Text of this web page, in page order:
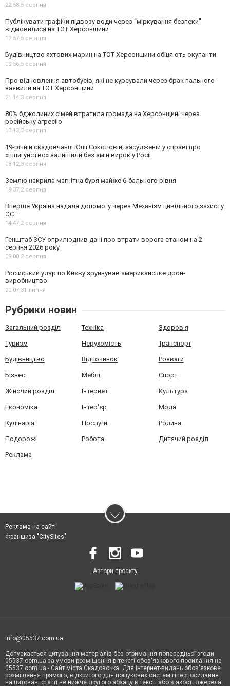
22:58,5 серпня
Публікувати графіки підвозу води через “міркування безпеки”
відмовилися на ТОТ Херсонщини
12:57,5 серпня
Будівництво яхтових марин на ТОТ Херсонщини обіцяють окупанти
09:56,5 серпня
Про відновлення автобусів, які не курсували через брак пального
заявили на ТОТ Херсонщини
21:14,3 серпня
80% бджолиних сімей втратила громада на Херсонщині через
російську агресію
13:13,3 серпня
19-річній скадовчанці Юлії Соколовій, засудженій у справі про
«шпигунство» залишили без змін вирок у Росії
08:12,3 серпня
Землю накрила магнітна буря майже 6-бального рівня
19:37,2 серпня
Вперше Україна надала допомогу через Механізм цивільного захисту
ЄС
14:47,2 серпня
Генштаб ЗСУ оприлюднив дані про втрати ворога станом на 2
серпня 2026 року
09:00,2 серпня
Російський удар по Києву зруйнував американське дрон-
виробництво
20:07,31 липня
Рубрики новин
Загальний розділ Техніка Здоров'я
Туризм Нерухомість Транспорт
Будівництво Відпочинок Розваги
Бізнес Меблі Спорт
Жіночий розділ Інтернет Культура
Економіка Інтер'єр Мода
Кулінарія Послуги Родина
Подорожі Робота Дитячий розділ
Реклама
Реклама на сайті
Франшиза "CitySites"
Автори проєкту
info@05537.com.ua
Допускається цитування матеріалів без отримання попередньої згоди
05537.com.ua за умови розміщення в тексті обов'язкового посилання на
05537.com.ua - Сайт міста Скадовська. Для інтернет-видань обов'язкове
розміщення прямого, відкритого для пошукових систем гіперпосилання
на цитовані статті не нижче другого абзацу в тексті або в якості джерела.